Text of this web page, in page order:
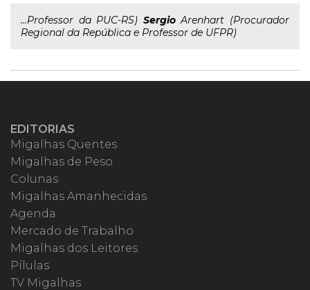
...Professor da PUC-RS) SergioArenhart (Procurador
Regional da República e Professor de UFPR)
EDITORIAS
Migalhas Quentes
Migalhas de Peso
Colunas
Migalhas Amanhecidas
Agenda
Mercado de Trabalho
Migalhas dos Leitores
Pílulas
TV Migalhas